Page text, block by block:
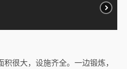
很大，设施齐全。一边锻炼，